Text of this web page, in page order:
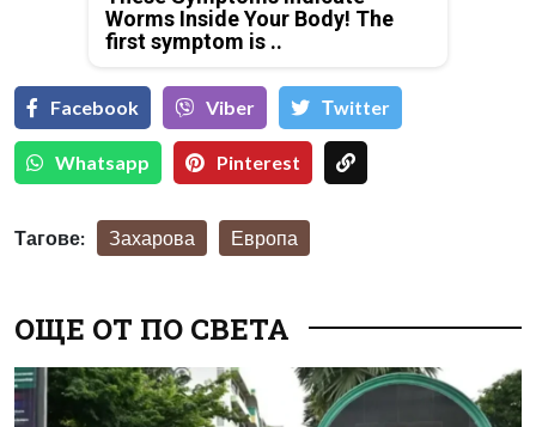
Worms Inside Your Body! The
first symptom is ..
Facebook Viber Тwitter
Whatsapp Pinterest
Тагове: Захарова Европа
ОЩЕ ОТ ПО СВЕТА